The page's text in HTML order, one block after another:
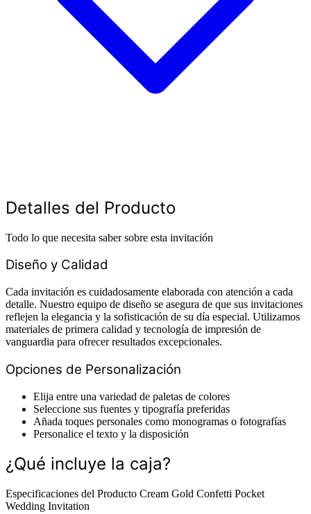
Detalles del Producto
Todo lo que necesita saber sobre esta invitación
Diseño y Calidad
Cada invitación es cuidadosamente elaborada con atención a cada
detalle. Nuestro equipo de diseño se asegura de que sus invitaciones
reflejen la elegancia y la sofisticación de su día especial. Utilizamos
materiales de primera calidad y tecnología de impresión de
vanguardia para ofrecer resultados excepcionales.
Opciones de Personalización
Elija entre una variedad de paletas de colores
Seleccione sus fuentes y tipografía preferidas
Añada toques personales como monogramas o fotografías
Personalice el texto y la disposición
¿Qué incluye la caja?
Especificaciones del Producto Cream Gold Confetti Pocket
Wedding Invitation